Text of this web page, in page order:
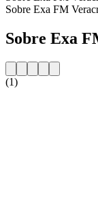
Sobre Exa FM
Sobre Exa
(1)